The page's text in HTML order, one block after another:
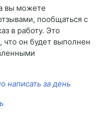
вы можете
пообщаться с
в работу. Это
он будет выполнен
написать за день